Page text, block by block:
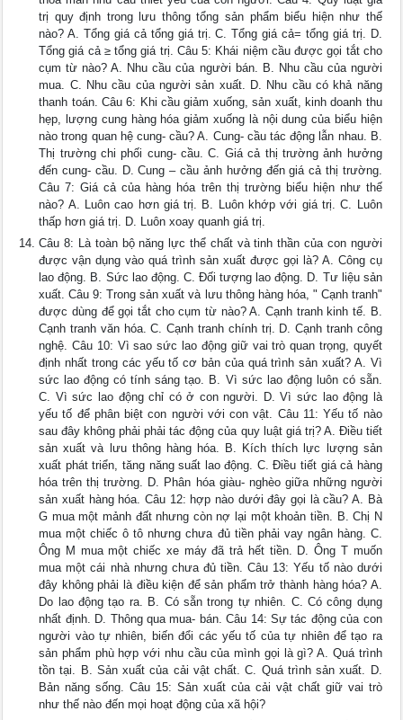
trị quy định trong lưu thông tổng sản phẩm biểu hiện như thế
nào? A. Tổng giá cả tổng giá trị. C. Tổng giá cả= tổng giá trị. D.
Tổng giá cả ≥ tổng giá trị. Câu 5: Khái niệm cầu được gọi tắt cho
cụm từ nào? A. Nhu cầu của người bán. B. Nhu cầu của người
mua. C. Nhu cầu của người sản xuất. D. Nhu cầu có khả năng
thanh toán. Câu 6: Khi cầu giảm xuống, sản xuất, kinh doanh thu
hẹp, lượng cung hàng hóa giảm xuống là nội dung của biểu hiện
nào trong quan hệ cung- cầu? A. Cung- cầu tác động lẫn nhau. B.
Thị trường chi phối cung- cầu. C. Giá cả thị trường ảnh hưởng
đến cung- cầu. D. Cung – cầu ảnh hưởng đến giá cả thị trường.
Câu 7: Giá cả của hàng hóa trên thị trường biểu hiện như thế
nào? A. Luôn cao hơn giá trị. B. Luôn khớp với giá trị. C. Luôn
thấp hơn giá trị. D. Luôn xoay quanh giá trị.
Câu 8: Là toàn bộ năng lực thể chất và tinh thần của con người
được vận dụng vào quá trình sản xuất được gọi là? A. Công cụ
lao động. B. Sức lao động. C. Đối tượng lao động. D. Tư liệu sản
xuất. Câu 9: Trong sản xuất và lưu thông hàng hóa, " Cạnh tranh"
được dùng để gọi tắt cho cụm từ nào? A. Cạnh tranh kinh tế. B.
Cạnh tranh văn hóa. C. Cạnh tranh chính trị. D. Cạnh tranh công
nghệ. Câu 10: Vì sao sức lao động giữ vai trò quan trọng, quyết
định nhất trong các yếu tố cơ bản của quá trình sản xuất? A. Vì
sức lao động có tính sáng tạo. B. Vì sức lao động luôn có sẵn.
C. Vì sức lao động chỉ có ở con người. D. Vì sức lao động là
yếu tố để phân biệt con người với con vật. Câu 11: Yếu tố nào
sau đây không phải phải tác động của quy luật giá trị? A. Điều tiết
sản xuất và lưu thông hàng hóa. B. Kích thích lực lượng sản
xuất phát triển, tăng năng suất lao động. C. Điều tiết giá cả hàng
hóa trên thị trường. D. Phân hóa giàu- nghèo giữa những người
sản xuất hàng hóa. Câu 12: hợp nào dưới đây gọi là cầu? A. Bà
G mua một mảnh đất nhưng còn nợ lại một khoản tiền. B. Chị N
mua một chiếc ô tô nhưng chưa đủ tiền phải vay ngân hàng. C.
Ông M mua một chiếc xe máy đã trả hết tiền. D. Ông T muốn
mua một cái nhà nhưng chưa đủ tiền. Câu 13: Yếu tố nào dưới
đây không phải là điều kiện để sản phẩm trở thành hàng hóa? A.
Do lao động tạo ra. B. Có sẵn trong tự nhiên. C. Có công dụng
nhất định. D. Thông qua mua- bán. Câu 14: Sự tác động của con
người vào tự nhiên, biến đổi các yếu tố của tự nhiên để tạo ra
sản phẩm phù hợp với nhu cầu của mình gọi là gì? A. Quá trình
tồn tại. B. Sản xuất của cải vật chất. C. Quá trình sản xuất. D.
Bản năng sống. Câu 15: Sản xuất của cải vật chất giữ vai trò
như thế nào đến mọi hoạt động của xã hội?